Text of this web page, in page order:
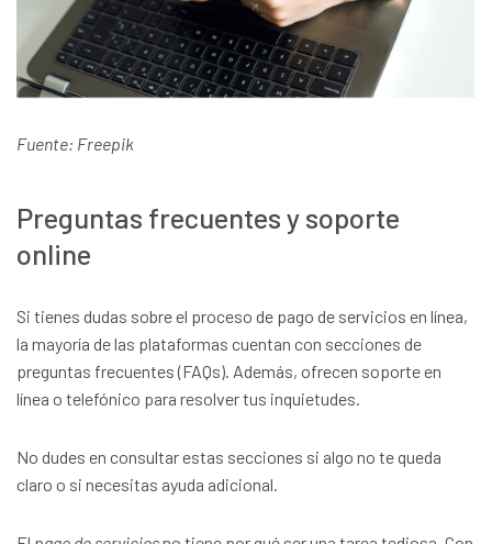
Fuente: Freepik
Preguntas frecuentes y soporte
online
Si tienes dudas sobre el proceso de pago de servicios en línea,
la mayoría de las plataformas cuentan con secciones de
preguntas frecuentes (FAQs). Además, ofrecen soporte en
línea o telefónico para resolver tus inquietudes.
No dudes en consultar estas secciones si algo no te queda
claro o si necesitas ayuda adicional.